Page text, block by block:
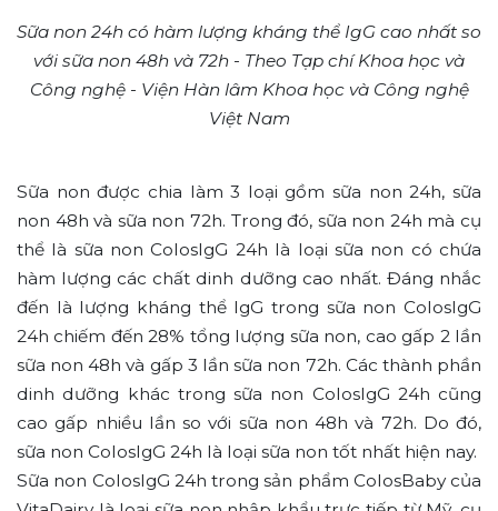
Sữa non 24h có hàm lượng kháng thể IgG cao nhất so
với sữa non 48h và 72h - Theo Tạp chí Khoa học và
Công nghệ - Viện Hàn lâm Khoa học và Công nghệ
Việt Nam
Sữa non được chia làm 3 loại gồm sữa non 24h, sữa
non 48h và sữa non 72h. Trong đó, sữa non 24h mà cụ
thể là sữa non ColosIgG 24h là loại sữa non có chứa
hàm lượng các chất dinh dưỡng cao nhất. Đáng nhắc
đến là lượng kháng thể IgG trong sữa non ColosIgG
24h chiếm đến 28% tổng lượng sữa non, cao gấp 2 lần
sữa non 48h và gấp 3 lần sữa non 72h. Các thành phần
dinh dưỡng khác trong sữa non ColosIgG 24h cũng
cao gấp nhiều lần so với sữa non 48h và 72h. Do đó,
sữa non ColosIgG 24h là loại sữa non tốt nhất hiện nay.
Sữa non ColosIgG 24h trong sản phẩm ColosBaby của